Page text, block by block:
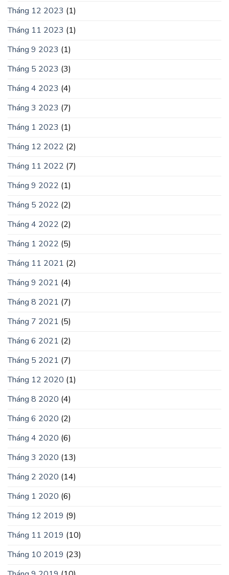
Tháng 12 2023 (1)
Tháng 11 2023 (1)
Tháng 9 2023 (1)
Tháng 5 2023 (3)
Tháng 4 2023 (4)
Tháng 3 2023 (7)
Tháng 1 2023 (1)
Tháng 12 2022 (2)
Tháng 11 2022 (7)
Tháng 9 2022 (1)
Tháng 5 2022 (2)
Tháng 4 2022 (2)
Tháng 1 2022 (5)
Tháng 11 2021 (2)
Tháng 9 2021 (4)
Tháng 8 2021 (7)
Tháng 7 2021 (5)
Tháng 6 2021 (2)
Tháng 5 2021 (7)
Tháng 12 2020 (1)
Tháng 8 2020 (4)
Tháng 6 2020 (2)
Tháng 4 2020 (6)
Tháng 3 2020 (13)
Tháng 2 2020 (14)
Tháng 1 2020 (6)
Tháng 12 2019 (9)
Tháng 11 2019 (10)
Tháng 10 2019 (23)